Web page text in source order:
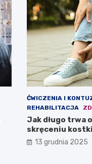
ĆWICZENIA I
REHABILITACJA
Jak długo trwa
skręceniu
13 grudnia 2025